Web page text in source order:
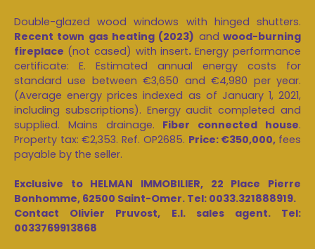
Double-glazed wood windows with hinged shutters.
Recent town gas heating (2023) and wood-burning
fireplace (not cased) with insert.Energy performance
certificate: E. Estimated annual energy costs for
standard use between €3,650 and €4,980 per year.
(Average energy prices indexed as of January 1, 2021,
including subscriptions). Energy audit completed and
supplied. Mains drainage. Fiber connected house.
Property tax: €2,353. Ref. OP2685. Price: €350,000, fees
payable by the seller.
Exclusive to HELMAN IMMOBILIER, 22 Place Pierre
Bonhomme, 62500 Saint-Omer. Tel: 0033.321888919.
Contact Olivier Pruvost, E.I. sales agent. Tel:
0033769913868